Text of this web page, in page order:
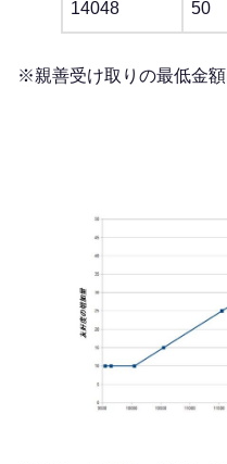
14048 50
※親善受け取りの最低金